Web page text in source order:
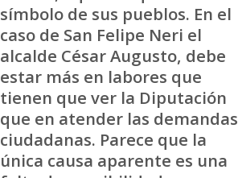
símbolo de sus pueblos. En el
caso de San Felipe Neri el
alcalde César Augusto, debe
estar más en labores que
tienen que ver la Diputación
que en atender las demandas
ciudadanas. Parece que la
única causa aparente es una